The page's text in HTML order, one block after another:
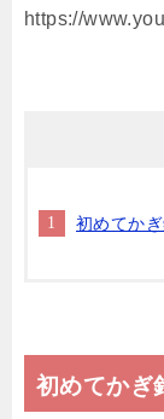
https://
初めてか
初めてかぎ